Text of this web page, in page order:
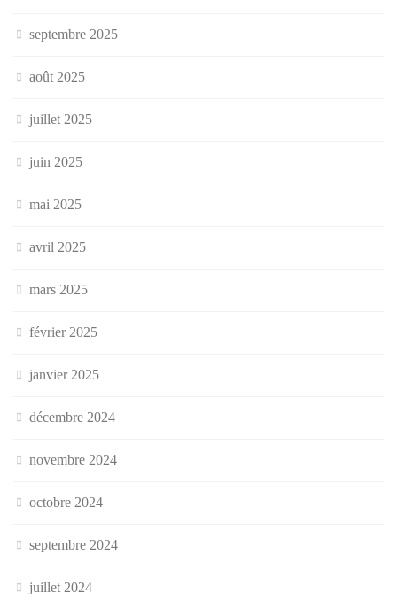
septembre 2025
août 2025
juillet 2025
juin 2025
mai 2025
avril 2025
mars 2025
février 2025
janvier 2025
décembre 2024
novembre 2024
octobre 2024
septembre 2024
juillet 2024